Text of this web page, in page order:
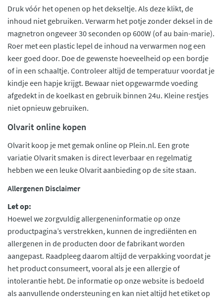
Druk vóór het openen op het dekseltje. Als deze klikt, de
inhoud niet gebruiken. Verwarm het potje zonder deksel in de
magnetron ongeveer 30 seconden op 600W (of au bain-marie).
Roer met een plastic lepel de inhoud na verwarmen nog een
keer goed door. Doe de gewenste hoeveelheid op een bordje
of in een schaaltje. Controleer altijd de temperatuur voordat je
kindje een hapje krijgt. Bewaar niet opgewarmde voeding
afgedekt in de koelkast en gebruik binnen 24u. Kleine restjes
niet opnieuw gebruiken.
Olvarit online kopen
Olvarit koop je met gemak online op Plein.nl. Een grote
variatie Olvarit smaken is direct leverbaar en regelmatig
hebben we een leuke Olvarit aanbieding op de site staan.
Allergenen Disclaimer
Let op:
Hoewel we zorgvuldig allergeneninformatie op onze
productpagina’s verstrekken, kunnen de ingrediënten en
allergenen in de producten door de fabrikant worden
aangepast. Raadpleeg daarom altijd de verpakking voordat je
het product consumeert, vooral als je een allergie of
intolerantie hebt. De informatie op onze website is bedoeld
als aanvullende ondersteuning en kan niet altijd het etiket op